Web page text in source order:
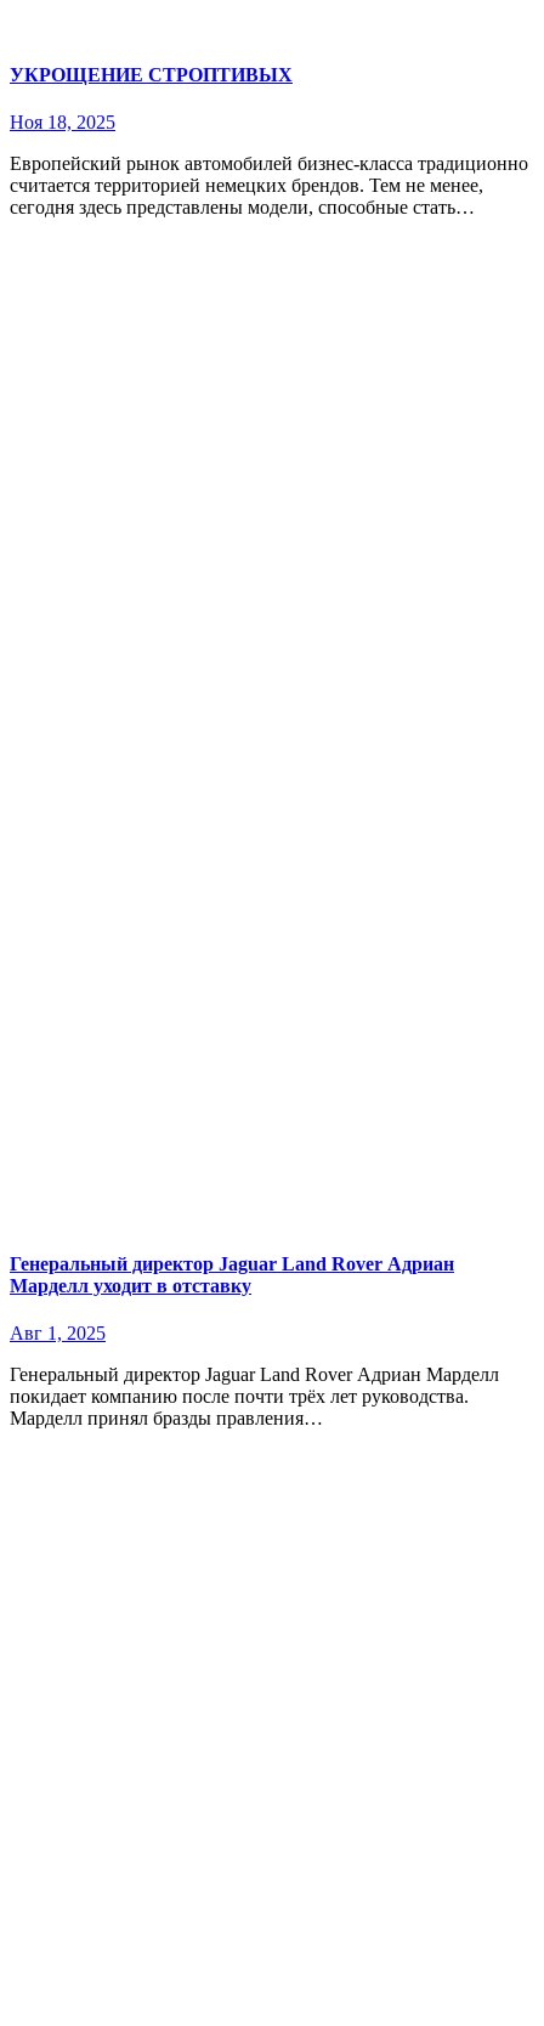
УКРОЩЕНИЕ СТРОПТИВЫХ
Ноя 18, 2025
Европейский рынок автомобилей бизнес-класса традиционно
считается территорией немецких брендов. Тем не менее,
сегодня здесь представлены модели, способные стать…
Генеральный директор Jaguar Land Rover Адриан
Марделл уходит в отставку
Авг 1, 2025
Генеральный директор Jaguar Land Rover Адриан Марделл
покидает компанию после почти трёх лет руководства.
Марделл принял бразды правления…